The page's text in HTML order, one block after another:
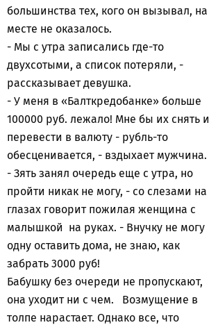
большинства тех, кого он вызывал, на
месте не оказалось.
- Мы с утра записались где-то
двухсотыми, а список потеряли, -
рассказывает девушка.
- У меня в «Балткредобанке» больше
100000 руб. лежало! Мне бы их снять и
перевести в валюту - рубль-то
обесценивается, - вздыхает мужчина.
- Зять занял очередь еще с утра, но
пройти никак не могу, - со слезами на
глазах говорит пожилая женщина с
малышкой на руках. - Внучку не могу
одну оставить дома, не знаю, как
забрать 3000 руб!
Бабушку без очереди не пропускают,
она уходит ни с чем. Возмущение в
толпе нарастает. Однако все, что